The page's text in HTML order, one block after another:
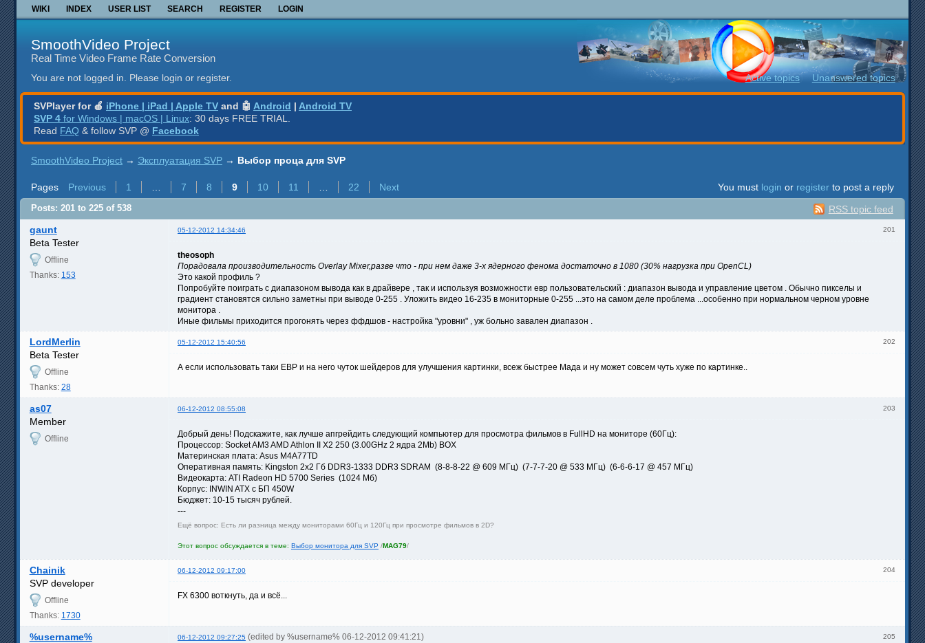
WIKI INDEX USER LIST SEARCH REGISTER LOGIN
SmoothVideo Project
Real Time Video Frame Rate Conversion
You are not logged in. Please login or register. Active topics Unanswered topics
SVPlayer for 🍎 iPhone | iPad | Apple TV and 🤖 Android | Android TV
SVP 4 for Windows | macOS | Linux: 30 days FREE TRIAL.
Read FAQ & follow SVP @ Facebook
SmoothVideo Project → Эксплуатация SVP → Выбор проца для SVP
Pages Previous 1 7 8 9 10 11 22 Next You must login or register to post a reply
RSS topic feed
Posts: 201 to 225 of 538
201
gaunt 05-12-2012 14:34:46
Beta Tester
Offline
Thanks: 153
theosoph
Порадовала производительность Overlay Mixer,разве что - при нем даже 3-х ядерного фенома достаточно в 1080 (30% нагрузка при OpenCL)
Это какой профиль ?
Попробуйте поиграть с диапазоном вывода как в драйвере , так и используя возможности евр пользовательский : диапазон вывода и управление цветом . Обычно пикселы и
градиент становятся сильно заметны при выводе 0-255 . Уложить видео 16-235 в мониторные 0-255 ...это на самом деле проблема ...особенно при нормальном черном уровне
монитора .
Иные фильмы приходится прогонять через ффдшов - настройка "уровни" , уж больно завален диапазон .
202
LordMerlin 05-12-2012 15:40:56
Beta Tester
Offline
Thanks: 28
А если использовать таки ЕВР и на него чуток шейдеров для улучшения картинки, всеж быстрее Мада и ну может совсем чуть хуже по картинке..
203
as07 06-12-2012 08:55:08
Member
Offline
Добрый день! Подскажите, как лучше апгрейдить следующий компьютер для просмотра фильмов в FullHD на мониторе (60Гц):
Процессор: Socket AM3 AMD Athlon II X2 250 (3.00GHz 2 ядра 2Mb) BOX
Материнская плата: Asus M4A77TD
Оперативная память: Kingston 2х2 Гб DDR3-1333 DDR3 SDRAM (8-8-8-22 @ 609 МГц) (7-7-7-20 @ 533 МГц) (6-6-6-17 @ 457 МГц)
Видеокарта: ATI Radeon HD 5700 Series (1024 Мб)
Корпус: INWIN ATX с БП 450W
Бюджет: 10-15 тысяч рублей.
---
Ещё вопрос: Есть ли разница между мониторами 60Гц и 120Гц при просмотре фильмов в 2D?
Этот вопрос обсуждается в теме: Выбор монитора для SVP /MAG79/
204
Chainik 06-12-2012 09:17:00
SVP developer
Offline
Thanks: 1730
FX 6300 воткнуть, да и всё...
205
%username% 06-12-2012 09:27:25 (edited by %username% 06-12-2012 09:41:21)